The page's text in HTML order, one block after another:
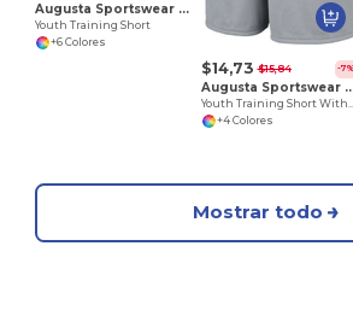
Augusta Sportswear 1421
Youth Training Short
+6 Colores
$14,73 $15,84 -7%
Augusta
+4 Colores
Mostrar todo